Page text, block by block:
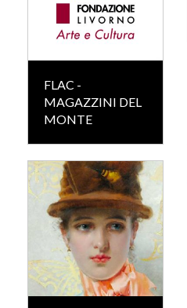
FLAC -
MAGAZZINI DEL
MONTE